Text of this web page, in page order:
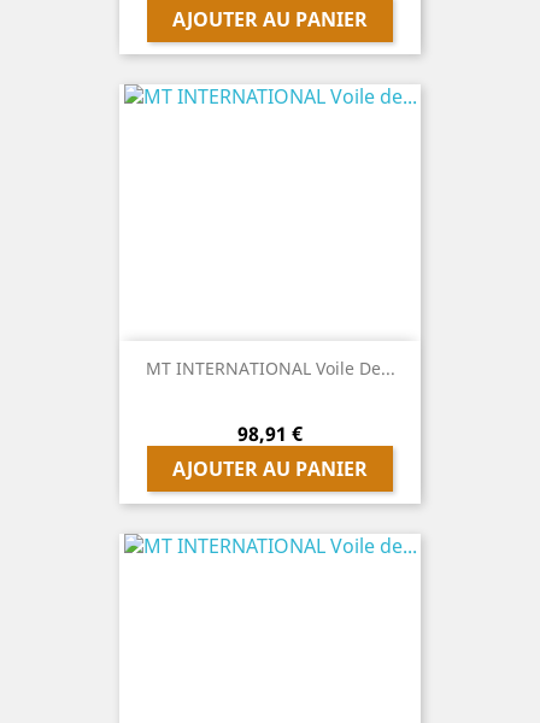
AJOUTER AU PANIER
MT INTERNATIONAL Voile De...
Prix
98,91 €
AJOUTER AU PANIER